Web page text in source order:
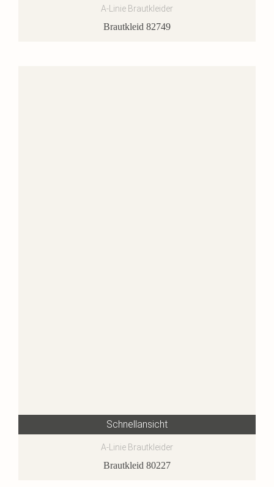
A-Linie Brautkleider
Brautkleid 82749
Schnellansicht
A-Linie Brautkleider
Brautkleid 80227